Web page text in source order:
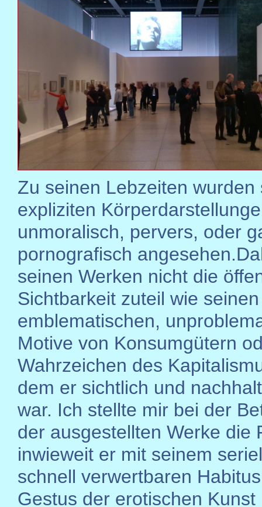
Zu seinen Lebzeiten wurden
expliziten
unmoralisch, pervers, oder
pornografisch
seinen Werken nicht die
Sichtbarkeit zuteil wie seinen
emblematischen,
Motive von Konsumgütern
Wahrzeichen des
dem er sichtlich und
war. Ich stellte mir bei der
der ausgestellten Werke die
inwieweit er mit seinem
schnell verwertbaren
Gestus der erotischen Kunst